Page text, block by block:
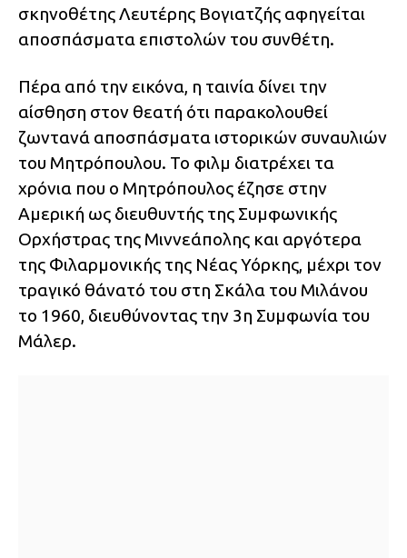
σκηνοθέτης Λευτέρης Βογιατζής αφηγείται
αποσπάσματα επιστολών του συνθέτη.
Πέρα από την εικόνα, η ταινία δίνει την
αίσθηση στον θεατή ότι παρακολουθεί
ζωντανά αποσπάσματα ιστορικών συναυλιών
του Μητρόπουλου. Το φιλμ διατρέχει τα
χρόνια που ο Μητρόπουλος έζησε στην
Αμερική ως διευθυντής της Συμφωνικής
Ορχήστρας της Μιννεάπολης και αργότερα
της Φιλαρμονικής της Νέας Υόρκης, μέχρι τον
τραγικό θάνατό του στη Σκάλα του Μιλάνου
το 1960, διευθύνοντας την 3η Συμφωνία του
Μάλερ.